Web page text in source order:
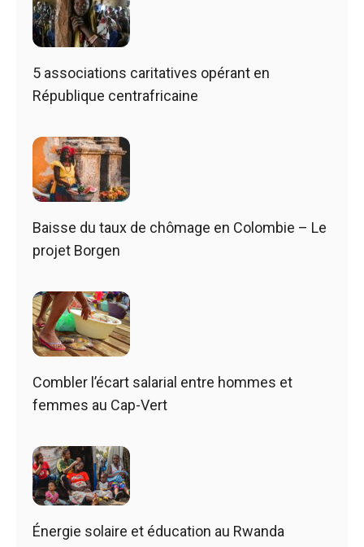
5 associations caritatives opérant en
République centrafricaine
Baisse du taux de chômage en Colombie – Le
projet Borgen
Combler l’écart salarial entre hommes et
femmes au Cap-Vert
Énergie solaire et éducation au Rwanda